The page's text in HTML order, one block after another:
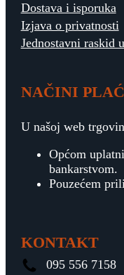
Dostava i isporuka
Izjava o privatnosti
Jednostavni raskid
NAČINI
U našoj web
Općom
bankarstvom.
Pouzećem
KONTAKT
095 556 7158